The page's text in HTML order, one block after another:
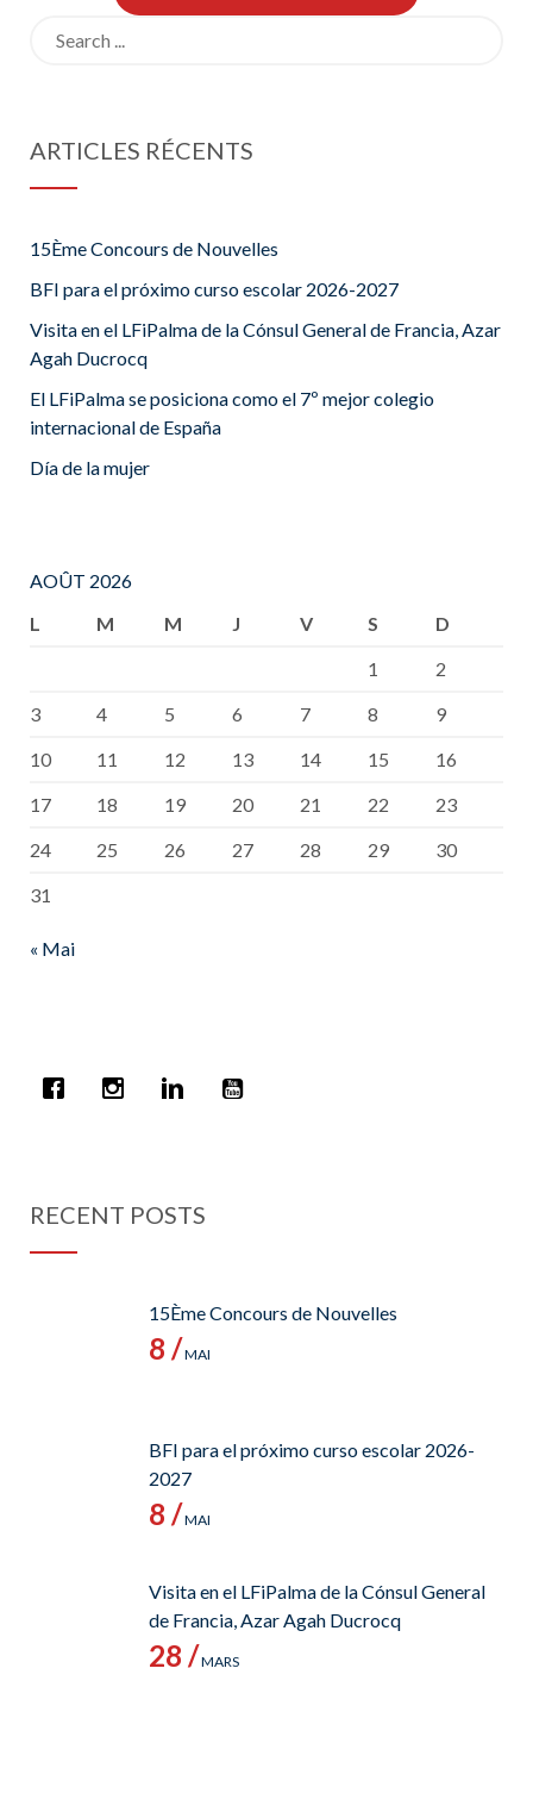
ARTICLES RÉCENTS
15Ème Concours de Nouvelles
BFI para el próximo curso escolar 2026-2027
Visita en el LFiPalma de la Cónsul General de Francia, Azar
Agah Ducrocq
El LFiPalma se posiciona como el 7º mejor colegio
internacional de España
Día de la mujer
AOÛT 2026
L
M M J V S
D
1
2
3
4 5 6 7 8
9
10
11 12 13 14 15
16
17
18 19 20 21 22
23
24
25 26 27 28 29
30
31
« Mai
RECENT POSTS
15Ème Concours de Nouvelles
8 /MAI
BFI para el próximo curso escolar 2026-
2027
8 /MAI
Visita en el LFiPalma de la Cónsul General
de Francia, Azar Agah Ducrocq
28 /MARS